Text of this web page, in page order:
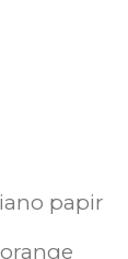
papir